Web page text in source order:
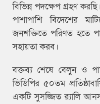
বিভিন্ন পদক্ষেপ গ্রহণ
পাশাপাশি বিদেশের
জনশক্তিতে পরিণত হতে
সহায়তা করব।
বক্তব্য শেষে বেলুন ও
ভিডিপির ৫০তম
একটি সুসজ্জিত র‍্যালি